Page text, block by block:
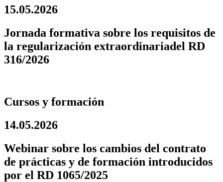
15.05.2026
Jornada formativa sobre los requisitos de
la regularización extraordinariadel RD
316/2026
Cursos y formación
14.05.2026
Webinar sobre los cambios del contrato
de prácticas y de formación introducidos
por el RD 1065/2025